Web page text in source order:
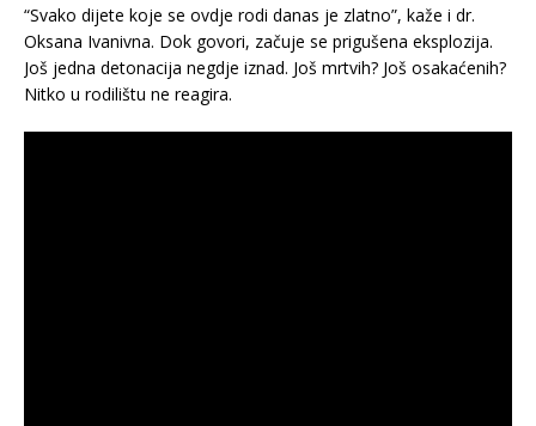
“Svako dijete koje se ovdje rodi danas je zlatno”, kaže i dr.
Oksana Ivanivna. Dok govori, začuje se prigušena eksplozija.
Još jedna detonacija negdje iznad. Još mrtvih? Još osakaćenih?
Nitko u rodilištu ne reagira.